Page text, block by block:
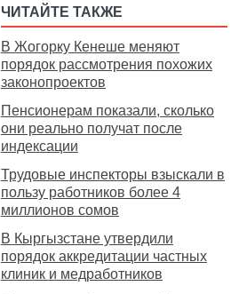
ЧИТАЙТЕ ТАКЖЕ
В Жогорку Кенеше меняют
порядок рассмотрения похожих
законопроектов
Пенсионерам показали, сколько
они реально получат после
индексации
Трудовые инспекторы взыскали в
пользу работников более 4
миллионов сомов
В Кыргызстане утвердили
порядок аккредитации частных
клиник и медработников